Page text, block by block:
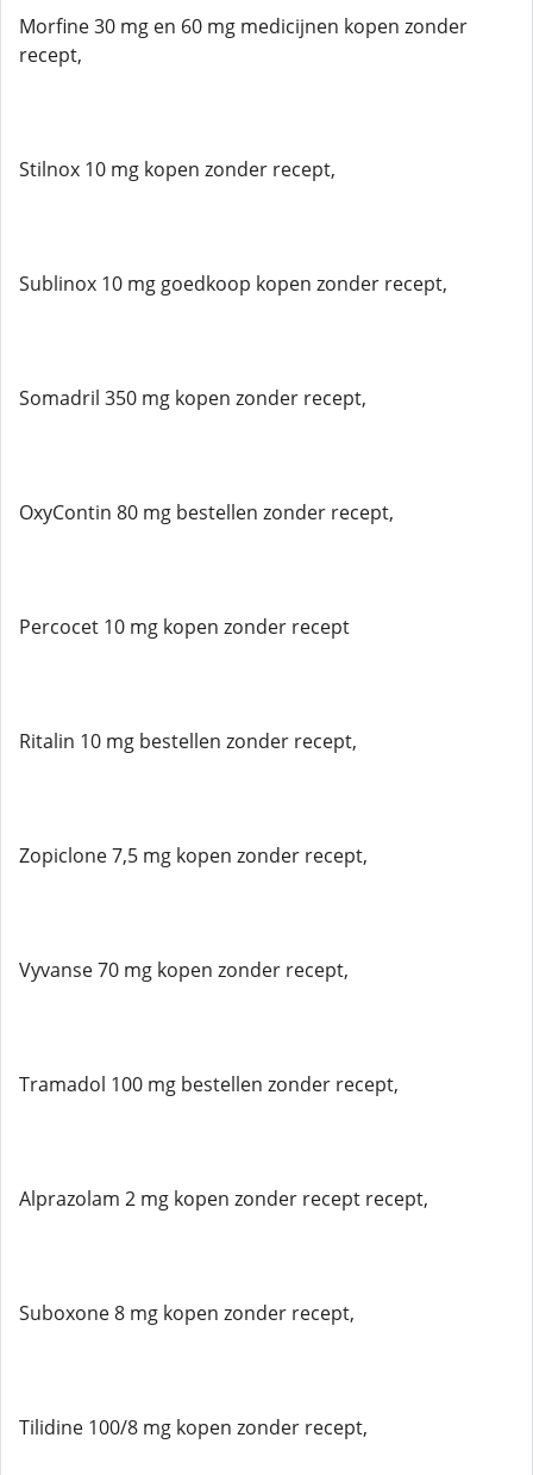
Morfine 30 mg en 60 mg medicijnen kopen zonder
recept,
Stilnox 10 mg kopen zonder recept,
Sublinox 10 mg goedkoop kopen zonder recept,
Somadril 350 mg kopen zonder recept,
OxyContin 80 mg bestellen zonder recept,
Percocet 10 mg kopen zonder recept
Ritalin 10 mg bestellen zonder recept,
Zopiclone 7,5 mg kopen zonder recept,
Vyvanse 70 mg kopen zonder recept,
Tramadol 100 mg bestellen zonder recept,
Alprazolam 2 mg kopen zonder recept recept,
Suboxone 8 mg kopen zonder recept,
Tilidine 100/8 mg kopen zonder recept,